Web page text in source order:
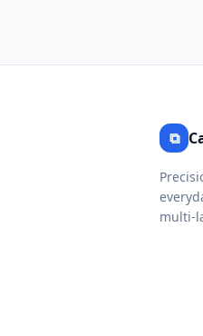
⧉
multi-